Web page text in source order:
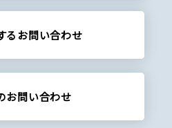
るお問い合わせ
お問い合わせ